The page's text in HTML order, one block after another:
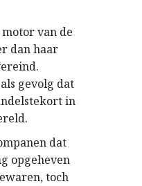
van de
dan haar
gevolg dat
in
dat
opgeheven
toch